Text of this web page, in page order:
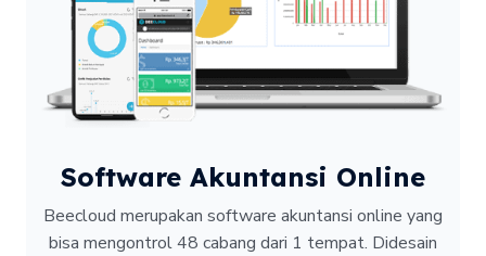
Software Akuntansi Online
Beecloud merupakan software akuntansi online yang
bisa mengontrol 48 cabang dari 1 tempat. Didesain